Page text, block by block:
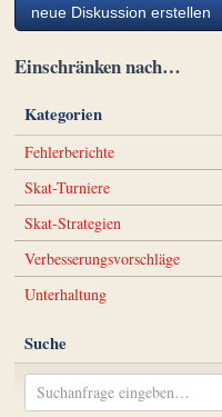
neue Diskussion erstellen
Einschränken nach…
Kategorien
Fehlerberichte
Skat-Turniere
Skat-Strategien
Verbesserungsvorschläge
Unterhaltung
Suche